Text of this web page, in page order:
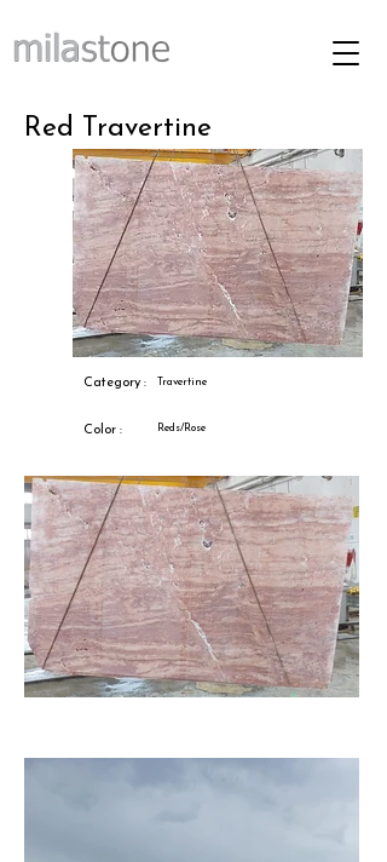
Red Travertine
Category : Travertine
Color : Reds/Rose